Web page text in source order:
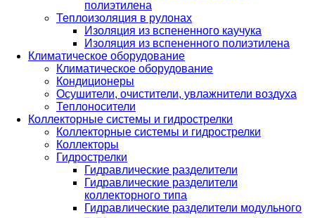
полиэтилена
Теплоизоляция в рулонах
Изоляция из вспененного каучука
Изоляция из вспененного полиэтилена
Климатическое оборудование
Климатическое оборудование
Кондиционеры
Осушители, очистители, увлажнители воздуха
Теплоносители
Коллекторные системы и гидрострелки
Коллекторные системы и гидрострелки
Коллекторы
Гидрострелки
Гидравлические разделители
Гидравлические разделители
коллекторного типа
Гидравлические разделители модульного